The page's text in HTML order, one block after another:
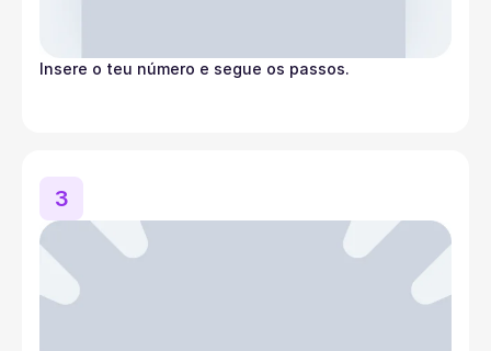
Insere o teu número e segue os passos.
3